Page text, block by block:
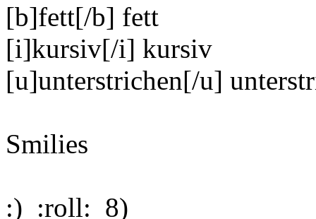
[b]fett[/b] fett
[i]kursiv[/i] kursiv
[u]unterstrichen[/u]
Smilies
:) :roll: 8)